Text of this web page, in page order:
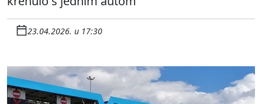
23.04.2026. u 17:30